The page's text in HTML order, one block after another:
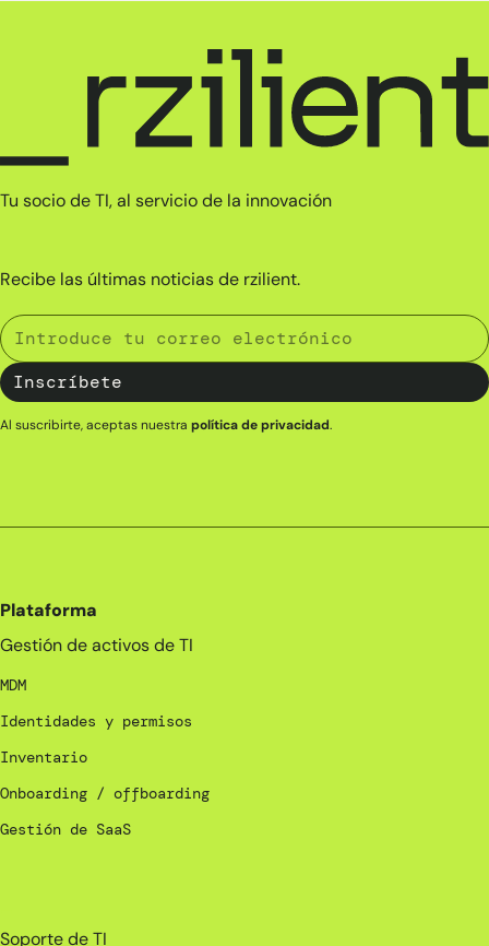
Tu socio de TI, al servicio de la innovación
Recibe las últimas noticias de rzilient.
Al suscribirte, aceptas nuestra política de privacidad.
Plataforma
Gestión de activos de TI
MDM
Identidades y permisos
Inventario
Onboarding / offboarding
Gestión de SaaS
Soporte de TI